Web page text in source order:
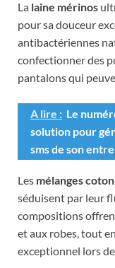
La laine mérinos
pour sa douceur
antibactériennes
confectionner des
pantalons qui
A lire : Le
solution pour
sms de son
Les mélanges
séduisent par leur
compositions
et aux robes, tout
exceptionnel lors